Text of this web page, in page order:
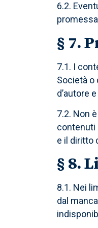
6.2.
§ 7.
7.1. I
Società o
d’autore
7.2. Non
contenuti
e il diritto
§ 8.
8.1. Nei
dal